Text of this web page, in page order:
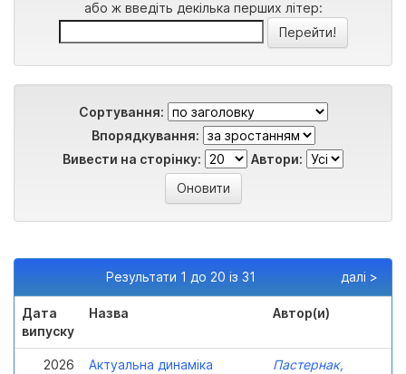
або ж введіть декілька перших літер:
Сортування:
Впорядкування:
Вивести на сторінку:
Автори:
Результати 1 до 20 із 31 далі >
Дата
випуску
Назва Автор(и)
2026
Актуальна динаміка
Пастернак,